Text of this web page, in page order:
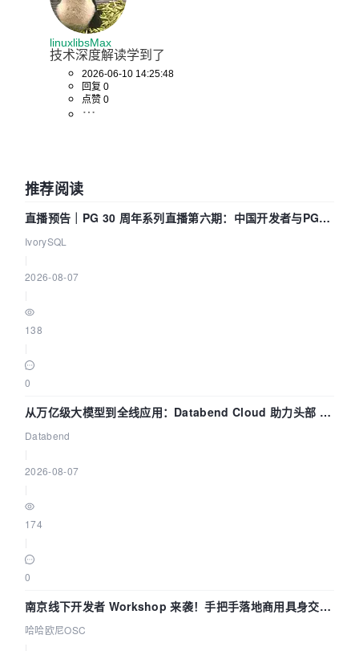
linuxlibsMax
技术深度解读学到了
2026-06-10 14:25:48
回复 0
点赞 0
推荐阅读
直播预告｜PG 30 周年系列直播第六期：中国开发者与PG内
核——我们改得动吗？我们贡献了什么？
IvorySQL
2026-08-07
138
0
从万亿级大模型到全线应用：Databend Cloud 助力头部 AI
企业构建全链路 Trace 数据管道
Databend
2026-08-07
174
0
南京线下开发者 Workshop 来袭！手把手落地商用具身交互
智能 Agent 应用
哈哈欧尼OSC